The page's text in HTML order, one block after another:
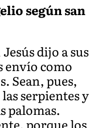
según san
dijo a sus
envío como
Sean, pues,
serpientes y
palomas.
porque los